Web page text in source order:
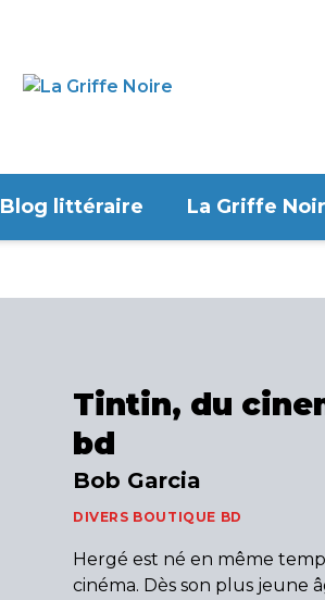
Blog littéraire La Griffe
Tintin, du
bd
Bob Garcia
DIVERS BOUTIQUE BD
Hergé est né en même
cinéma. Dès son plus jeune